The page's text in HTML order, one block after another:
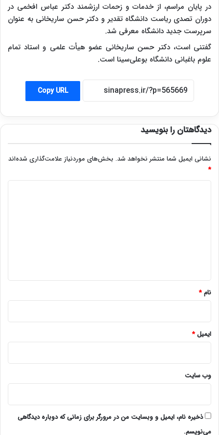
در پایان مراسم، از خدمات و زحمات ارزشمند دکتر عباس افخمی در
دوران تصدی ریاست دانشگاه تقدیر و دکتر حسن ساریخانی به عنوان
سرپرست جدید دانشگاه معرفی شد.
گفتنی است، دکتر حسن ساریخانی عضو هیأت علمی و استاد تمام
علوم باغبانی دانشگاه بوعلی‌سینا است.
Copy URL
دیدگاهتان را بنویسید
نشانی ایمیل شما منتشر نخواهد شد. بخش‌های موردنیاز علامت‌گذاری شده‌اند
*
نام*
ایمیل*
وب‌ سایت
ذخیره نام، ایمیل و وبسایت من در مرورگر برای زمانی که دوباره دیدگاهی
می‌نویسم.